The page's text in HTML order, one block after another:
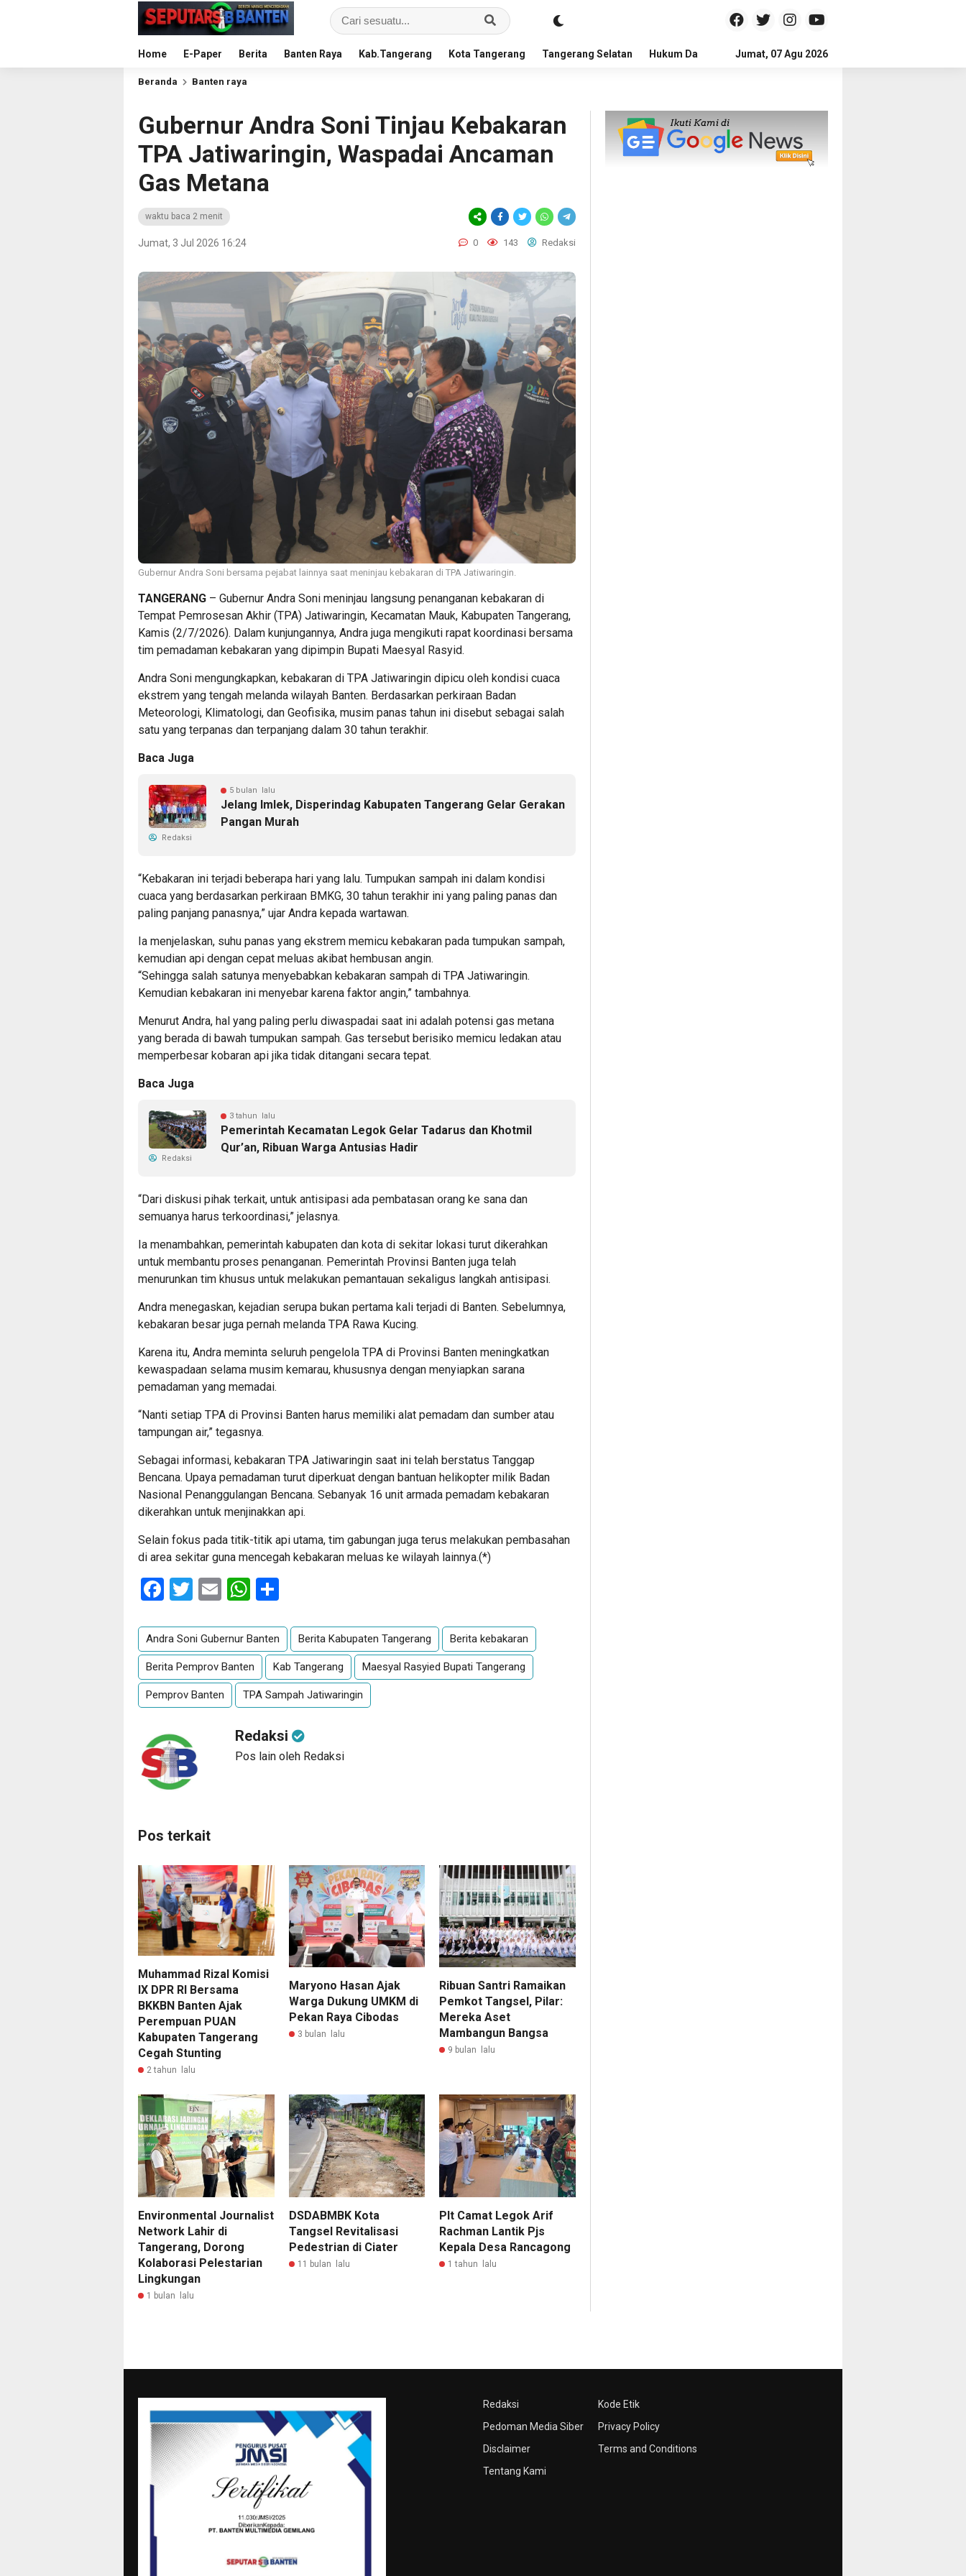
Home E-Paper Berita Banten Raya Kab.Tangerang Kota Tangerang Tangerang Selatan Hukum Dan Kriminal Politik Pendidikan
Jumat, 07 Agu 2026
Beranda Banten raya
Gubernur Andra Soni Tinjau Kebakaran
TPA Jatiwaringin, Waspadai Ancaman
Gas Metana
waktu baca 2 menit
Jumat, 3 Jul 2026 16:24 0 143 Redaksi
Gubernur Andra Soni bersama pejabat lainnya saat meninjau kebakaran di TPA Jatiwaringin.
TANGERANG – Gubernur Andra Soni meninjau langsung penanganan kebakaran di
Tempat Pemrosesan Akhir (TPA) Jatiwaringin, Kecamatan Mauk, Kabupaten Tangerang,
Kamis (2/7/2026). Dalam kunjungannya, Andra juga mengikuti rapat koordinasi bersama
tim pemadaman kebakaran yang dipimpin Bupati Maesyal Rasyid.
Andra Soni mengungkapkan, kebakaran di TPA Jatiwaringin dipicu oleh kondisi cuaca
ekstrem yang tengah melanda wilayah Banten. Berdasarkan perkiraan Badan
Meteorologi, Klimatologi, dan Geofisika, musim panas tahun ini disebut sebagai salah
satu yang terpanas dan terpanjang dalam 30 tahun terakhir.
Baca Juga
5 bulan lalu
Jelang Imlek, Disperindag Kabupaten Tangerang Gelar Gerakan
Pangan Murah
Redaksi
“Kebakaran ini terjadi beberapa hari yang lalu. Tumpukan sampah ini dalam kondisi
cuaca yang berdasarkan perkiraan BMKG, 30 tahun terakhir ini yang paling panas dan
paling panjang panasnya,” ujar Andra kepada wartawan.
Ia menjelaskan, suhu panas yang ekstrem memicu kebakaran pada tumpukan sampah,
kemudian api dengan cepat meluas akibat hembusan angin.
“Sehingga salah satunya menyebabkan kebakaran sampah di TPA Jatiwaringin.
Kemudian kebakaran ini menyebar karena faktor angin,” tambahnya.
Menurut Andra, hal yang paling perlu diwaspadai saat ini adalah potensi gas metana
yang berada di bawah tumpukan sampah. Gas tersebut berisiko memicu ledakan atau
memperbesar kobaran api jika tidak ditangani secara tepat.
Baca Juga
3 tahun lalu
Pemerintah Kecamatan Legok Gelar Tadarus dan Khotmil
Qur’an, Ribuan Warga Antusias Hadir
Redaksi
“Dari diskusi pihak terkait, untuk antisipasi ada pembatasan orang ke sana dan
semuanya harus terkoordinasi,” jelasnya.
Ia menambahkan, pemerintah kabupaten dan kota di sekitar lokasi turut dikerahkan
untuk membantu proses penanganan. Pemerintah Provinsi Banten juga telah
menurunkan tim khusus untuk melakukan pemantauan sekaligus langkah antisipasi.
Andra menegaskan, kejadian serupa bukan pertama kali terjadi di Banten. Sebelumnya,
kebakaran besar juga pernah melanda TPA Rawa Kucing.
Karena itu, Andra meminta seluruh pengelola TPA di Provinsi Banten meningkatkan
kewaspadaan selama musim kemarau, khususnya dengan menyiapkan sarana
pemadaman yang memadai.
“Nanti setiap TPA di Provinsi Banten harus memiliki alat pemadam dan sumber atau
tampungan air,” tegasnya.
Sebagai informasi, kebakaran TPA Jatiwaringin saat ini telah berstatus Tanggap
Bencana. Upaya pemadaman turut diperkuat dengan bantuan helikopter milik Badan
Nasional Penanggulangan Bencana. Sebanyak 16 unit armada pemadam kebakaran
dikerahkan untuk menjinakkan api.
Selain fokus pada titik-titik api utama, tim gabungan juga terus melakukan pembasahan
di area sekitar guna mencegah kebakaran meluas ke wilayah lainnya.(*)
Facebook
Twitter
EmailWhatsApp
Andra Soni Gubernur Banten Berita Kabupaten Tangerang Berita kebakaran
Berita Pemprov Banten Kab Tangerang Maesyal Rasyied Bupati Tangerang
Pemprov Banten TPA Sampah Jatiwaringin
Redaksi
Pos lain oleh Redaksi
Pos terkait
Muhammad Rizal Komisi
IX DPR RI Bersama
BKKBN Banten Ajak
Perempuan PUAN
Kabupaten Tangerang
Cegah Stunting
2 tahun lalu
Maryono Hasan Ajak
Warga Dukung UMKM di
Pekan Raya Cibodas
3 bulan lalu
Ribuan Santri Ramaikan
Pemkot Tangsel, Pilar:
Mereka Aset
Mambangun Bangsa
9 bulan lalu
Environmental Journalist
Network Lahir di
Tangerang, Dorong
Kolaborasi Pelestarian
Lingkungan
1 bulan lalu
DSDABMBK Kota
Tangsel Revitalisasi
Pedestrian di Ciater
11 bulan lalu
Plt Camat Legok Arif
Rachman Lantik Pjs
Kepala Desa Rancagong
1 tahun lalu
Redaksi
Pedoman Media Siber
Disclaimer
Tentang Kami
Kode Etik
Privacy Policy
Terms and Conditions